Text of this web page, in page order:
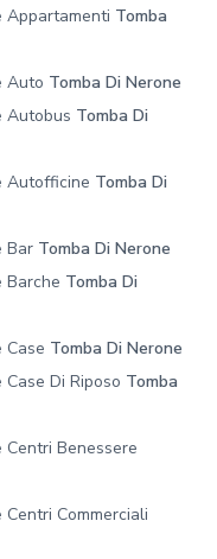
Appartamenti Tomba
Auto Tomba Di Nerone
Autobus Tomba Di
Autofficine Tomba Di
Bar Tomba Di Nerone
Barche Tomba Di
Case Tomba Di Nerone
Di Riposo Tomba
Benessere
Commerciali